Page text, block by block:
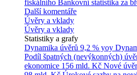
fiskálního Bankovní statistika za
Další komentáře
Úvěry a vklady
Úvěry a vklady
Statistiky a grafy
Dynamika úvěrů 9,2 % yoy
Podíl špatných (nevýkonných)
ekonomice 156 mld. Kč Nové